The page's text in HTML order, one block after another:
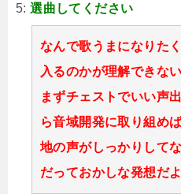
5:選曲してください
なんで歌うまになりた
入るのかが理解できな
まずチェストでいい声
ら音域開発に取り組め
地の声がしっかりして
だっておかしな発想だよ